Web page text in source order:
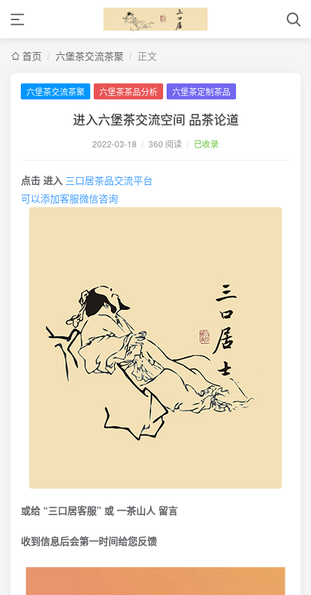
首页 / 六堡茶交流茶聚 / 正文
六堡茶交流茶聚 六堡茶茶品分析 六堡茶定制茶品
进入六堡茶交流空间 品茶论道
2022-03-18 / 360 阅读 / 已收录
点击 进入 三口居茶品交流平台
可以添加客服微信咨询
或给 “三口居客服” 或 一茶山人 留言
收到信息后会第一时间给您反馈